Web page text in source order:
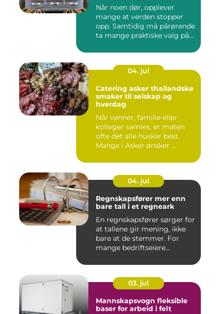
Når noen dør, opplever
mange at verden stopper
opp. Samtidig må pårørende
ta mange praktiske valg på...
04. jul
Catering asker thailandske
smaker til selskap og
hverdag
Når venner, familie eller
kolleger samles, er maten
ofte det alle husker best.
Mange i Asker ønsker ...
04. jul
Regnskapsfører mer enn
bare tall i et regneark
En regnskapsfører sørger for
at tallene gir mening, ikke
bare at de stemmer. For
mange bedriftseiere...
03. jul
Mannskapsvogn fleksible
baser for arbeid i felt